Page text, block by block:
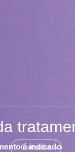
Conteúdos
é indicado